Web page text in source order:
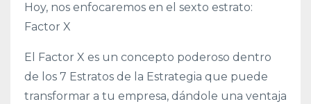
Hoy, nos enfocaremos en el sexto estrato:
Factor X
El Factor X es un concepto poderoso dentro
de los 7 Estratos de la Estrategia que puede
transformar a tu empresa, dándole una ventaja